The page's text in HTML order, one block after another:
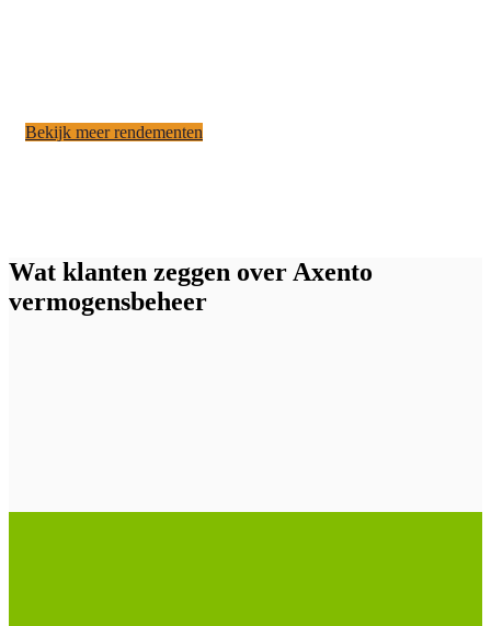
Bekijk meer rendementen
Wat klanten zeggen over Axento
vermogensbeheer